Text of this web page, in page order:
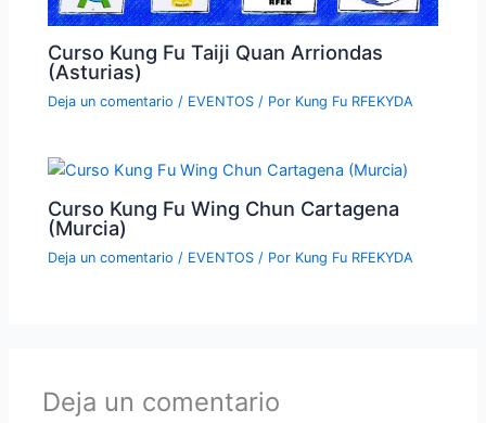
Curso Kung Fu Taiji Quan Arriondas
(Asturias)
Deja un comentario / EVENTOS / Por Kung Fu RFEKYDA
Curso Kung Fu Wing Chun Cartagena
(Murcia)
Deja un comentario / EVENTOS / Por Kung Fu RFEKYDA
Deja un comentario